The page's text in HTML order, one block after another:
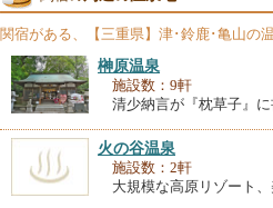
お客さまの声（831件）
関宿がある、【三重県】津･鈴鹿･亀山の
榊原温泉
施設数：9軒
清少納言が『枕草子』
火の谷温泉
施設数：2軒
大規模な高原リゾート